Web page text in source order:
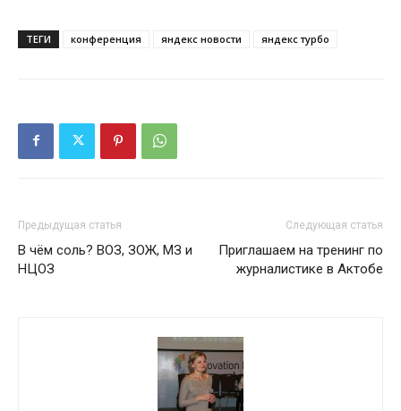
ТЕГИ конференция яндекс новости яндекс турбо
Предыдущая статья
В чём соль? ВОЗ, ЗОЖ, МЗ и
НЦОЗ
Следующая статья
Приглашаем на тренинг по
журналистике в Актобе